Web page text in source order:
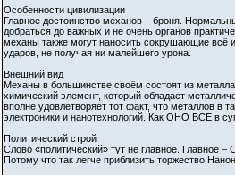
Особенности цивилизации
Главное достоинство механов – броня.
добраться до важных и не очень органов
механы также могут наносить сокрушающие всё
ударов, не получая ни малейшего урона.
Внешний вид
Механы в большинстве своём состоят из
химический элемент, который обладает
вполне удовлетворяет тот факт, что металлов в
электроники и нанотехнологий. Как ОНО ВСЁ в
Политический строй
Слово «политический» тут не главное.
Потому что так легче приблизить торжество